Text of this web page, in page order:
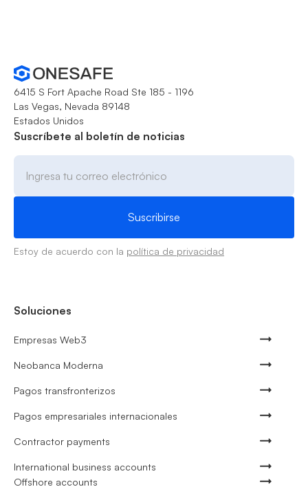
6415 S Fort Apache Road Ste 185 - 1196
Las Vegas, Nevada 89148
Estados Unidos
Suscríbete al boletín de noticias
Estoy de acuerdo con la política de privacidad
Soluciones
Empresas Web3
Neobanca Moderna
Pagos transfronterizos
Pagos empresariales internacionales
Contractor payments
International business accounts
Offshore accounts